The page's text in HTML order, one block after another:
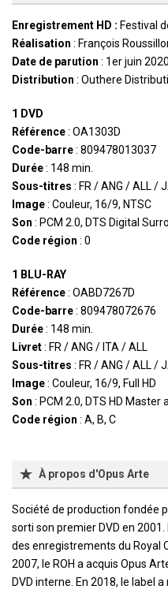
Enregistrement HD : Festival
Réalisation : François
Date de parution : 1er juin 2020
Distribution : Outhere
1 DVD
Référence: OA1303D
Code-barre: 809478013037
Durée: 148 min.
Sous-titres : FR / ANG / ALL /
Image: Couleur, 16/9, NTSC
Son : PCM 2.0, DTS Digital
Code région : 0
1 BLU-RAY
Référence: OABD7267D
Code-barre: 809478072676
Durée: 148 min.
Livret: FR / ANG / ITA / ALL
Sous-titres : FR / ANG / ALL /
Image: Couleur, 16/9, Full HD
Son : PCM 2.0, DTS HD Master
Code région : A, B, C
À propos d'Opus Arte
Société de production fondée
sorti son premier DVD en
des enregistrements du Royal
2007, le ROH a acquis Opus
DVD interne. En 2018, le label